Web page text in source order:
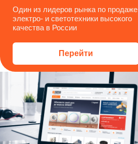
Один из лидеров рынка по продаже
электро- и светотехники высокого
качества в России
Перейти